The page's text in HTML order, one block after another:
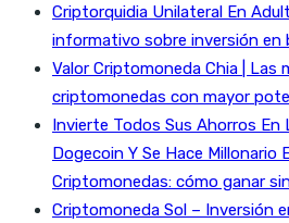
Criptorquidia Unilateral En
informativo sobre inversión en
Valor Criptomoneda Chia | Las
criptomonedas con mayor
Invierte Todos Sus Ahorros En
Dogecoin Y Se Hace Millonario
Criptomonedas: cómo ganar
Criptomoneda Sol – Inversión